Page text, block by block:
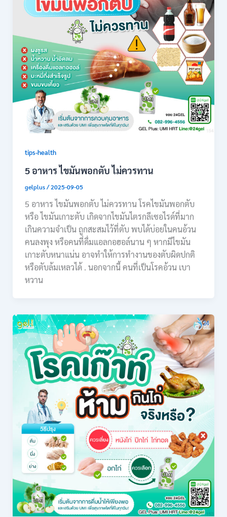
tips-health
5 อาหาร ไขมันพอกตับ ไม่ควรทาน
gelplus/2025-09-05
5 อาหาร ไขมันพอกตับ ไม่ควรทาน โรคไขมันพอกตับ
หรือ ไขมันเกาะตับ เกิดจากไขมันไตรกลีเซอไรด์ที่มาก
เกินความจำเป็น ถูกสะสมไว้ที่ตับ พบได้บ่อยในคนอ้วน
คนลงพุง หรือคนที่ดื่มแอลกอฮอล์นาน ๆ หากมีไขมัน
เกาะตับหนาแน่น อาจทำให้การทำงานของตับผิดปกติ
หรือตับล้มเหลวได้ . นอกจากนี้ คนที่เป็นโรคอ้วน เบา
หวาน